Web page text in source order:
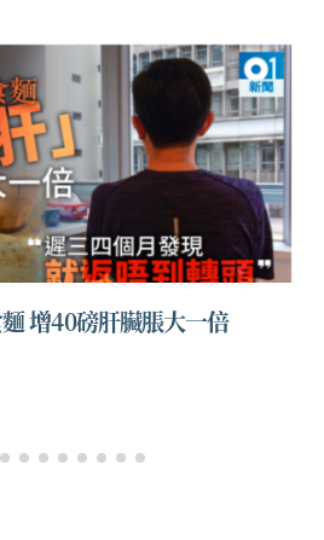
增40磅肝臟脹大一倍